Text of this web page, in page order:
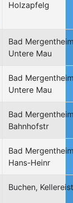
Holzapfelg
Bad
Untere Mau
Bad
Untere Mau
Bad
Bahnhofstr
Bad
Hans-Heinr
Buchen, Kellereist